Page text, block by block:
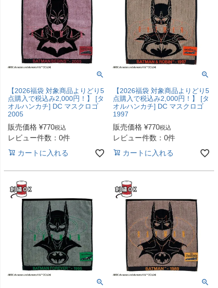
【2026福袋 対象商品よりどり5
点購入で税込み2,000円！】 [タ
オルハンカチ] DC マスクロゴ
2005
販売価格 ¥770税込
レビュー件数：0件
カートに入れる
【2026福袋 対象商品よりどり5
点購入で税込み2,000円！】 [タ
オルハンカチ] DC マスクロゴ
1997
販売価格 ¥770税込
レビュー件数：0件
カートに入れる